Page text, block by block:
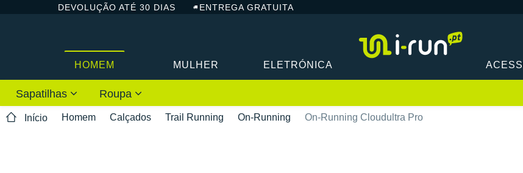
DEVOLUÇÃO ATÉ 30 DIAS ENTREGA GRATUITA
HOMEM MULHER ELETRÓNICA
Sapatilhas Roupa
Início Homem Calçados Trail Running On-Running On-Running Cloudultra Pro